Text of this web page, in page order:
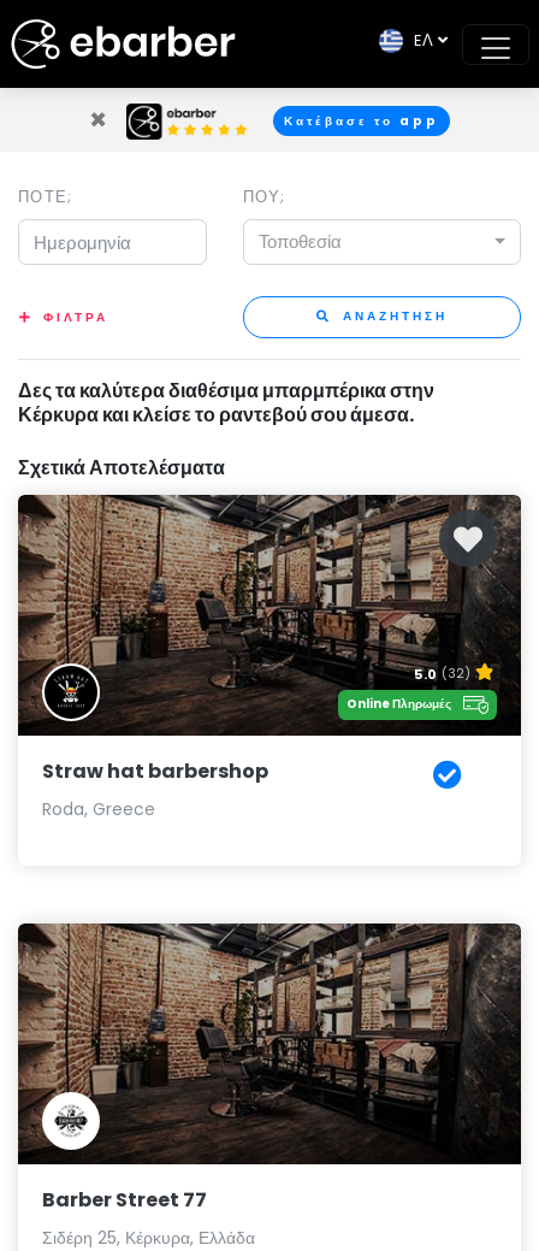
× Κατέβασε το app
EΛ
ΠΟΤΕ; ΠΟΥ;
Τοποθεσία
ΦΙΛΤΡΑ ΑΝΑΖΗΤΗΣΗ
Δες τα καλύτερα διαθέσιμα μπαρμπέρικα στην
Κέρκυρα και κλείσε το ραντεβού σου άμεσα.
Σχετικά Αποτελέσματα
5.0 (32)
Online Πληρωμές
Straw hat barbershop
Roda, Greece
Barber Street 77
Σιδέρη 25, Κέρκυρα, Ελλάδα